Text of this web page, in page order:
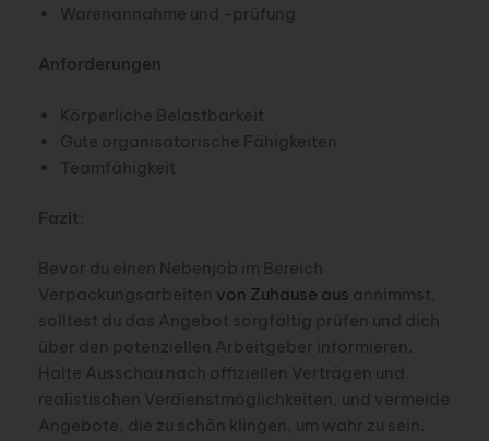
Warenannahme und -prüfung
Anforderungen
Körperliche Belastbarkeit
Gute organisatorische Fähigkeiten
Teamfähigkeit
Fazit
Bevor du einen Nebenjob im Bereich
Verpackungsarbeiten von Zuhause aus annimmst,
solltest du das Angebot sorgfältig prüfen und dich
über den potenziellen Arbeitgeber informieren.
Halte Ausschau nach offiziellen Verträgen und
realistischen Verdienstmöglichkeiten, und vermeide
Angebote, die zu schön klingen, um wahr zu sein.